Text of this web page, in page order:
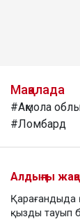
Мақалада
#Ақмола
#Ломбард
Алдыңғы
Қарағандыда
қызды тауып